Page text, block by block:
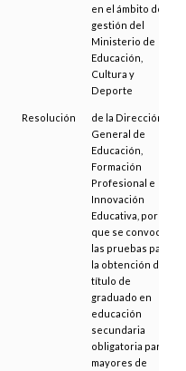
en el ámbito de
gestión del
Ministerio de
Educación,
Cultura y
Deporte
Resolución
de la Dirección
General de
Educación,
Formación
Profesional e
Innovación
Educativa, por la
que se convocan
las pruebas para
la obtención del
título de
graduado en
educación
secundaria
obligatoria para
mayores de